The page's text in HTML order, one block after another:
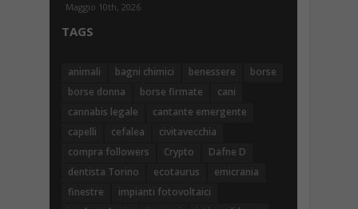
Maggio 10th, 2026
TAGS
animali bagni chimici benessere
borse
borse donna
borse firmate
cani
cannabis legale
cantante emergente
capelli
cefalea
civitavecchia
compra followers
Crypto
Dafne D
dentista Torino
ecotaurus
emicrania
finestre
impianti fotovoltaici